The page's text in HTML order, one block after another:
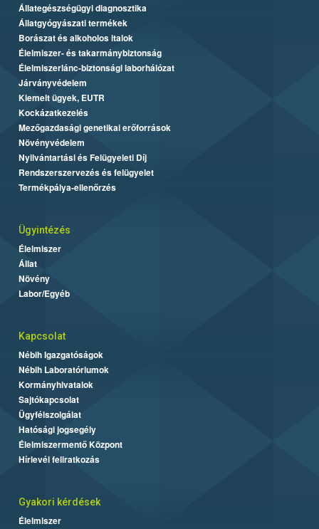
Állategészségügyi diagnosztika
Állatgyógyászati termékek
Borászat és alkoholos italok
Élelmiszer- és takarmánybiztonság
Élelmiszerlánc-biztonsági laborhálózat
Járványvédelem
Kiemelt ügyek, EUTR
Kockázatkezelés
Mezőgazdasági genetikai erőforrások
Növényvédelem
Nyilvántartási és Felügyeleti Díj
Rendszerszervezés és felügyelet
Termékpálya-ellenőrzés
Ügyintézés
Élelmiszer
Állat
Növény
Labor/Egyéb
Kapcsolat
Nébih Igazgatóságok
Nébih Laboratóriumok
Kormányhivatalok
Sajtókapcsolat
Ügyfélszolgálat
Hatósági jogsegély
Élelmiszermentő Központ
Hírlevél feliratkozás
Gyakori kérdések
Élelmiszer